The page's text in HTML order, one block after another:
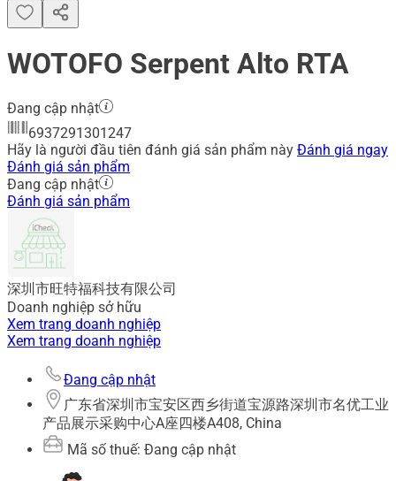
WOTOFO Serpent Alto RTA
Đang cập nhật
6937291301247
Hãy là người đầu tiên đánh giá sản phẩm này Đánh giá ngay
Đánh giá sản phẩm
Đang cập nhật
Đánh giá sản phẩm
深圳市旺特福科技有限公司
Doanh nghiệp sở hữu
Xem trang doanh nghiệp
Xem trang doanh nghiệp
Đang cập nhật
广东省深圳市宝安区西乡街道宝源路深圳市名优工业
产品展示采购中心A座四楼A408, China
Mã số thuế: Đang cập nhật